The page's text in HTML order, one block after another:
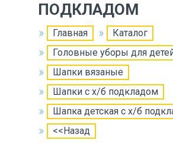
ПОДКЛАДОМ
Главная
Каталог
Головные уборы для
Шапки вязаные
Шапки с х/б подкладом
Шапка детская с х/б
<<Назад